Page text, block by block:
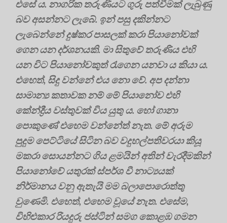
එසේ ය. නාගරික තරුණියට ගුරු පත්වීමක් ලැබුණු
බව අසන්නට ලැබේ. ඉන් පසු දකින්නට
ලැබෙන්නේ දුෂ්කර පාසලක් කරා පියානෝවක්
ගෙන යන දර්ශනයකි. මා සිතුවේ තරුණිය එහි
යන විට පියානෝවකුත් රැගෙන යනවා ය කියා ය.
එහෙත්, සිදු වන්නේ එය නො වේ. අප දන්නා
සාමාන්‍ය කතාවක නම් මේ පියානෝව එහි
කේන්ද්‍රීය වස්තුවක් විය යුතු ය. හෝ ගානා
පොකුණේ එහෙම වන්නේත් නැත. මේ අරුම
පුදුම පෙට්ටියේ සිටින බව වදුහල්පතිවරයා කියූ
මකරා සොයන්නට ගිය ළමයින් අතින් වැරදීමකින්
පියානෝවේ යතුරක් ස්පර්ශ වී නාට්‍යයක්
නිර්මානය වනු ඇතැයි මම බලාපොරොත්තු
වුණෙමි. එහෙත්, එහෙම වූයේ නැත. එසේම,
විහිළුකාර රියදුරු ජස්ටින් සමග කොළඹ ගමන